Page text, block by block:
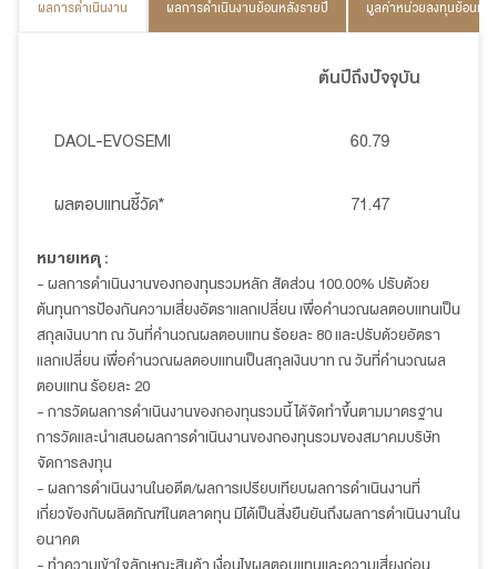
ผลการดำเนินงาน ผลการดำเนินงานย้อนหลังรายปี มูลค่าหน่วยลงทุนย้อนหลัง
ต้นปีถึงปัจจุบัน
DAOL-EVOSEMI 60.79
ผลตอบแทนชี้วัด* 71.47
หมายเหตุ :
- ผลการดำเนินงานของกองทุนรวมหลัก สัดส่วน 100.00% ปรับด้วย
ต้นทุนการป้องกันความเสี่ยงอัตราแลกเปลี่ยน เพื่อคำนวณผลตอบแทนเป็น
สกุลเงินบาท ณ วันที่คำนวณผลตอบแทน ร้อยละ 80 และปรับด้วยอัตรา
แลกเปลี่ยน เพื่อคำนวณผลตอบแทนเป็นสกุลเงินบาท ณ วันที่คำนวณผล
ตอบแทน ร้อยละ 20
- การวัดผลการดำเนินงานของกองทุนรวมนี้ ได้จัดทำขึ้นตามมาตรฐาน
การวัดและนำเสนอผลการดำเนินงานของกองทุนรวมของสมาคมบริษัท
จัดการลงทุน
- ผลการดำเนินงานในอดีต/ผลการเปรียบเทียบผลการดำเนินงานที่
เกี่ยวข้องกับผลิตภัณฑ์ในตลาดทุน มิได้เป็นสิ่งยืนยันถึงผลการดำเนินงานใน
อนาคต